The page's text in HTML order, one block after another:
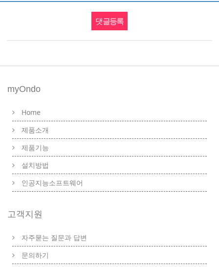
myOndo
Home
제품소개
제품기능
설치방법
인공지능소프트웨어
고객지원
자주묻는 질문과 답변
문의하기